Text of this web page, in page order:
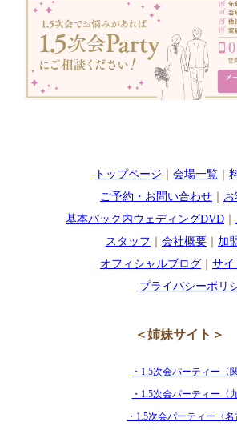
トップページ 会場一覧｜
ご予約・お問い合わせ｜
基本パック内ウェディングDVD｜
スタッフ
会社概要｜ 加
オフィシャルブログ｜ サイ
プライバシーポリ
＜姉妹サイト＞
・1.5次会パーティー〈
・1.5次会パーティー〈
・1.5次会パーティー〈名